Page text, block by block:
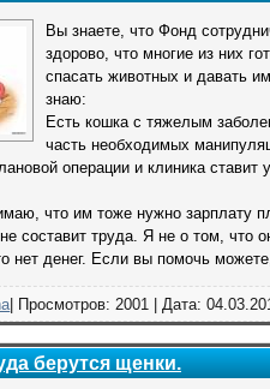
Вы знаете, что Фонд
здорово, что многие из них
спасать животных и давать
знаю:
Есть кошка с тяжелым
часть необходимых
операции и клиника ставит
что им тоже нужно зарплату
составит труда. Я не о том,
нет денег. Если вы помочь
| Просмотров: 2001 | Дата:
берутся щенки.